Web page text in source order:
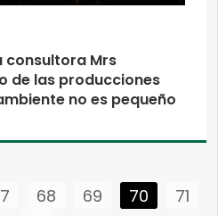
consultora Mrs
de las producciones
no es pequeño
68 69 70 71